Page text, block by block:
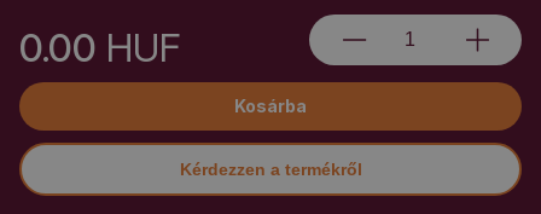
0.00 HUF
Kosárba
Kérdezzen a termékről